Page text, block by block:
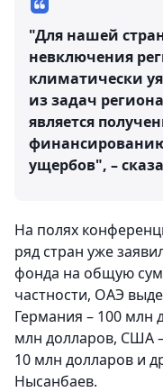
"Для нашей
невключения
климатически
из задач
является
ущербов", –
На полях
ряд стран уже
фонда на общую
частности, ОАЭ
Германия – 100 млн
млн долларов, США
10 млн долларов и
Нысанбаев.